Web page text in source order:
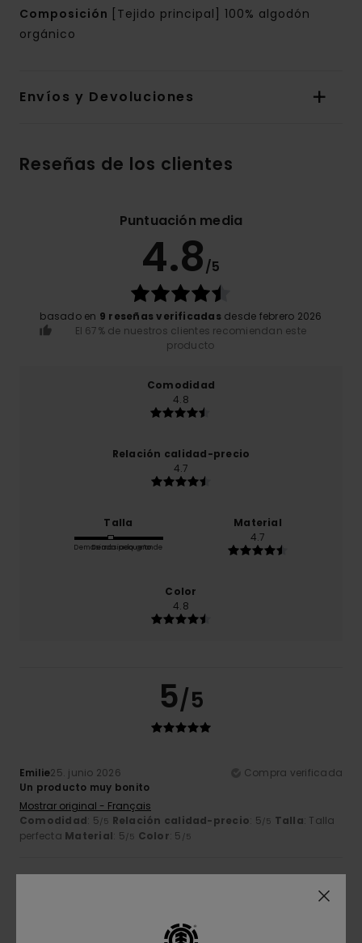
Composición
[Tejido principal] 100% algodón
orgánico
Envíos y Devoluciones
Reseñas de los clientes
Puntuación media
4.8/5
basado en 9 reseñas verificadas desde febrero 2026
El 67% de nuestros clientes recomiendan este
producto
Comodidad
4.8
Relación calidad-precio
4.7
Talla
Demasiado pequeño
Demasiado grande
Material
4.7
Color
4.8
5/5
Emilie25. junio 2026
Compra verificada
Un producto muy bonito
Mostrar original - Français
Comodidad: 5/5 Relación calidad-precio: 5/5 Talla: Talla
perfecta Material: 5/5 Color: 5 /5
4